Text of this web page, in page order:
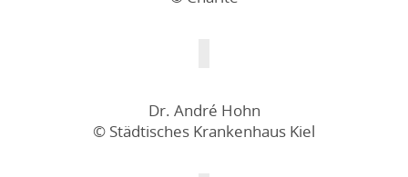
Dr. André Hohn
© Städtisches Krankenhaus Kiel